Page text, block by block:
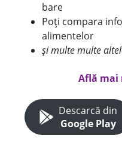
bare
Poți compara
alimentelor
și multe multe
Află mai
Descarcă din
Google Play